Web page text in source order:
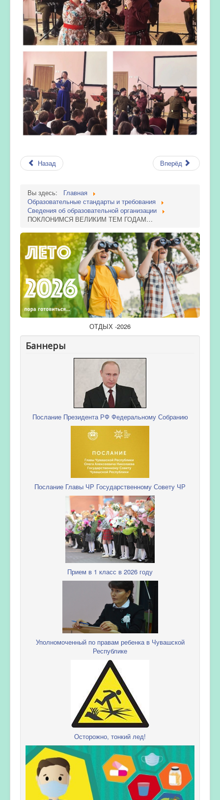
Назад Вперёд
Вы здесь:
Главная
Образовательные стандарты и требования
Сведения об образовательной организации
ПОКЛОНИМСЯ ВЕЛИКИМ ТЕМ ГОДАМ…
ОТДЫХ -2026
Баннеры
Послание Президента РФ Федеральному Собранию
Послание Главы ЧР Государственному Совету ЧР
Прием в 1 класс в 2026 году
Уполномоченный по правам ребенка в Чувашской
Республике
Осторожно, тонкий лед!